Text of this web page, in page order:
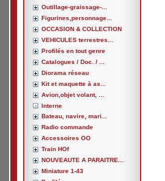
Outillage-graissage-...
Figurines,personnage...
OCCASION & COLLECTION
VEHICULES terrestres...
Profilés en tout genre
Catalogues / Doc. / ...
Diorama réseau
Kit et maquette à as...
Avion,objet volant, ...
Interne
Bateau, navire, mari...
Radio commande
Accessoires OO
Train HOf
NOUVEAUTE A PARAITRE...
Miniature 1-43